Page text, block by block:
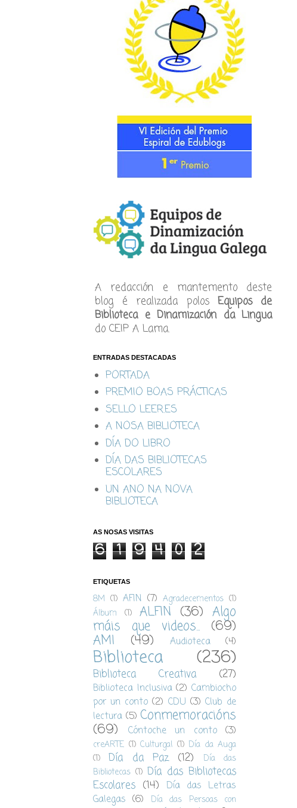
A redacción e mantemento deste
blog é realizada polos Equipos de
Biblioteca e Dinamización da Lingua
do CEIP A Lama.
ENTRADAS DESTACADAS
PORTADA
PREMIO BOAS PRÁCTICAS
SELLO LEER.ES
A NOSA BIBLIOTECA
DÍA DO LIBRO
DÍA DAS BIBLIOTECAS
ESCOLARES
UN ANO NA NOVA
BIBLIOTECA
AS NOSAS VISITAS
6 1 9 4 0 2
ETIQUETAS
8M (1) AFIN (7) Agradecementos (1)
Álbum
(1) ALFIN (36) Algo
máis que videos... (69)
AMI (49) Audioteca (4)
Biblioteca (236)
Biblioteca Creativa (27)
Biblioteca Inclusiva (2) Cambiocho
por un conto (2) CDU (3) Club de
lectura (5) Conmemoracións
(69) Cóntoche un conto (3)
creARTE (1) Culturgal (1) Día da Auga
(1)
Día da Paz (12)
Día das
Bibliotecas (1) Día das Bibliotecas
Escolares (14) Día das Letras
Galegas (6)
Día das Persoas con